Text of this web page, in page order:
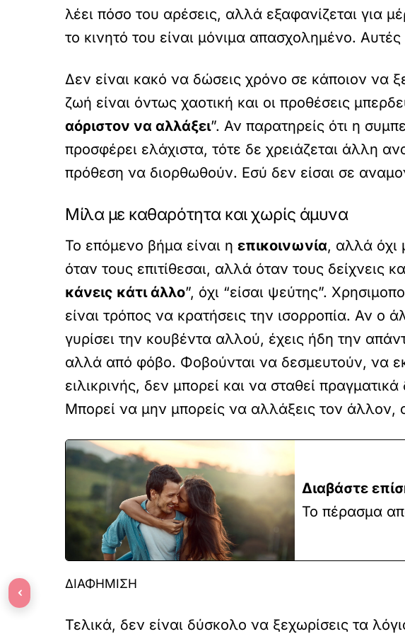
λέει πόσο του αρέσεις, αλλά εξαφανίζεται για
το κινητό του είναι μόνιμα απασχολημένο. Αυτές
Δεν είναι κακό να δώσεις χρόνο σε κάποιον να
ζωή είναι όντως χαοτική και οι προθέσεις
αόριστον να αλλάξει”. Αν παρατηρείς ότι η
προσφέρει ελάχιστα, τότε δε χρειάζεται άλλη
πρόθεση να διορθωθούν. Εσύ δεν είσαι σε
Μίλα με καθαρότητα και χωρίς άμυνα
Το επόμενο βήμα είναι η επικοινωνία, αλλά όχι
όταν τους επιτίθεσαι, αλλά όταν τους δείχνεις
κάνεις κάτι άλλο”, όχι “είσαι ψεύτης”.
είναι τρόπος να κρατήσεις την ισορροπία. Αν ο
γυρίσει την κουβέντα αλλού, έχεις ήδη την
αλλά από φόβο. Φοβούνται να δεσμευτούν, να
ειλικρινής, δεν μπορεί και να σταθεί
Μπορεί να μην μπορείς να αλλάξεις τον άλλον,
Διαβάστε
Το πέρασμα
ΔΙΑΦΗΜΙΣΗ
Τελικά, δεν είναι δύσκολο να ξεχωρίσεις τα
‹